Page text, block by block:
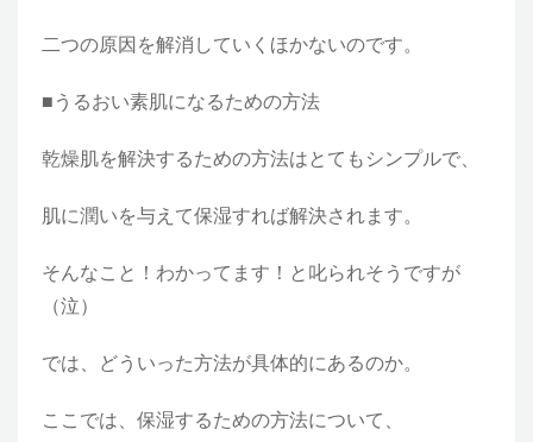
二つの原因を解消していくほかないのです。
■うるおい素肌になるための方法
乾燥肌を解決するための方法はとてもシンプルで、
肌に潤いを与えて保湿すれば解決されます。
そんなこと！わかってます！と叱られそうですが
（泣）
では、どういった方法が具体的にあるのか。
ここでは、保湿するための方法について、